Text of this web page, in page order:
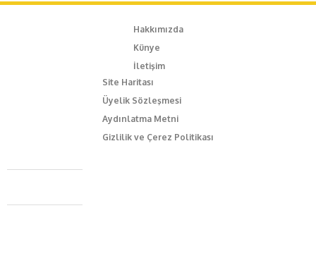
Hakkımızda
Künye
İletişim
Site Haritası
Üyelik Sözleşmesi
Aydınlatma Metni
Gizlilik ve Çerez Politikası
Caferağa Mah. Dr. Şakir Paşa Sok. No3/A Kadıköy İstanbul
+90 543 345 46 00